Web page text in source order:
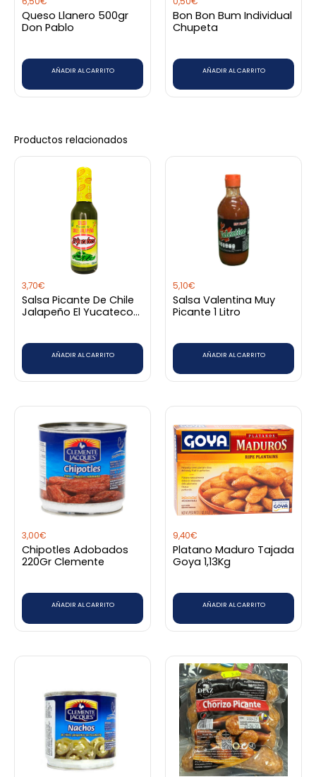
Queso Llanero 500gr
Don Pablo
AÑADIR AL CARRITO
Bon Bon Bum Individual
Chupeta
AÑADIR AL CARRITO
Productos relacionados
3,70€
Salsa Picante De Chile
Jalapeño El Yucateco
AÑADIR AL CARRITO
5,10€
Salsa Valentina Muy
Picante 1 Litro
AÑADIR AL CARRITO
3,00€
Chipotles Adobados
220Gr Clemente
AÑADIR AL CARRITO
9,40€
Platano Maduro Tajada
Goya 1,13Kg
AÑADIR AL CARRITO